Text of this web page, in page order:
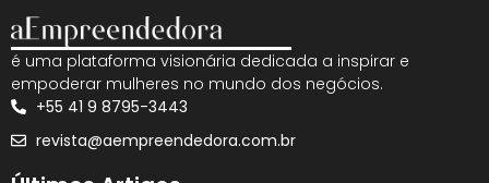
é uma plataforma visionária dedicada a inspirar e
empoderar mulheres no mundo dos negócios.
+55 41 9 8795-3443
revista@aempreendedora.com.br